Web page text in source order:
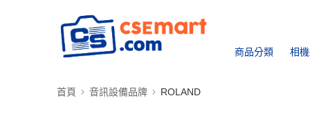
商品分類 相
首頁 音訊設備品牌 ROLAND